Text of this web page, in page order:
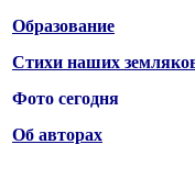
Образование
Стихи наших
Фото сегодня
Об авторах